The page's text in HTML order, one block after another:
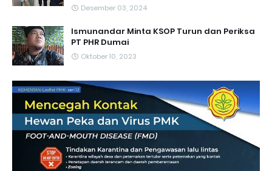
Desember 03, 2024
Ismunandar Minta KSOP Turun dan Periksa
PT PHR Dumai
Oktober 10, 2023